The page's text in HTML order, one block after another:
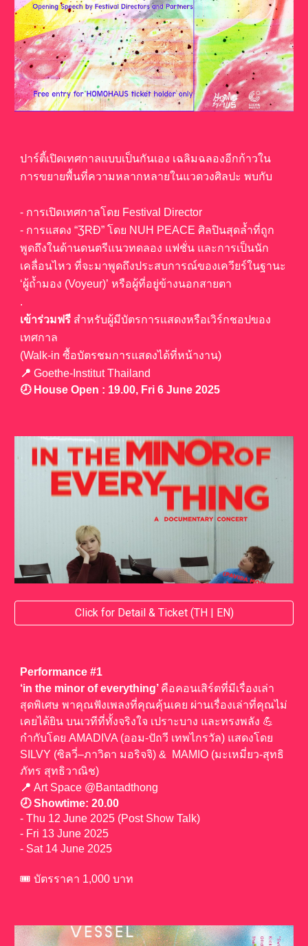
ปาร์ตี้เปิดเทศกาลแบบเป็นกันเอง เฉลิมฉลองอีกก้าวใน
การขยายพื้นที่ความหลากหลายในแวดวงศิลปะ พบกับ
- การเปิดเทศกาลโดย Festival Director
- การแสดง “ƷRÐ” โดย NUH PEACE ศิลปินสุดล้ำที่ถูก
พูดถึงในด้านดนตรีแนวทดลอง แฟชั่น และการเป็นนัก
เคลื่อนไหว ที่จะมาพูดถึงประสบการณ์ของเควียร์ในฐานะ
‘ผู้ถ้ำมอง (Voyeur)’ หรือผู้ที่อยู่ข้างนอกสายตา
.
เข้าร่วมฟรี สำหรับผู้มีบัตรการแสดงหรือเวิร์กชอปของ
เทศกาล
(Walk-in ซื้อบัตรชมการแสดงได้ที่หน้างาน)
📍 Goethe-Institut Thailand
🕗 House Open : 19.00, Fri 6 June 2025
Click for Detail & Ticket (TH | EN)
Performance #1
‘in the minor of everything’ คือคอนเสิร์ตที่มีเรื่องเล่า
สุดพิเศษ พาคุณฟังเพลงที่คุณคุ้นเคย ผ่านเรื่องเล่าที่คุณไม่
เคยได้ยิน บนเวทีที่ทั้งจริงใจ เปราะบาง และทรงพลัง 💪
กำกับโดย AMADIVA (ออม-ปัถวี เทพไกรวัล) แสดงโดย
SILVY (ซิลวี่–ภาวิดา มอริจจิ) & MAMIO (มะเหมี่ยว-สุทธิ
ภัทร สุทธิวาณิช)
📍 Art Space @Bantadthong
🕗 Showtime: 20.00
- Thu 12 June 2025 (Post Show Talk)
- Fri 13 June 2025
- Sat 14 June 2025
🎟️ บัตรราคา 1,000 บาท